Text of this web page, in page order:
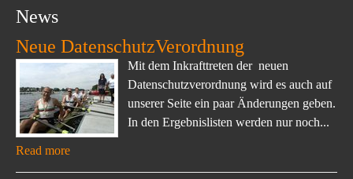
News
Neue DatenschutzVerordnung
Mit dem Inkrafttreten der neuen
Datenschutzverordnung wird es auch auf
unserer Seite ein paar Änderungen geben.
In den Ergebnislisten werden nur noch...
Read more